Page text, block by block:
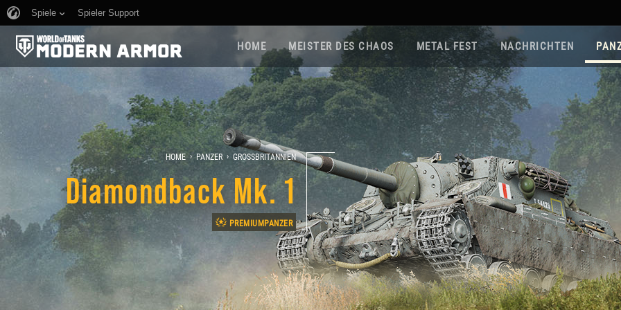
Spiele Spieler Support
HOME MEISTER DES CHAOS METAL FEST NACHRICHTEN
HOME › PANZER › GROSSBRITANNIEN
Diamondback Mk. 1
PREMIUMPANZER